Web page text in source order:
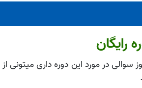
رایگان
سوالی در مورد این دوره داری میتونی